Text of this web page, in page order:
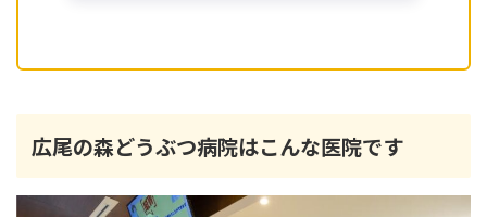
広尾の森どうぶつ病院はこんな医院です